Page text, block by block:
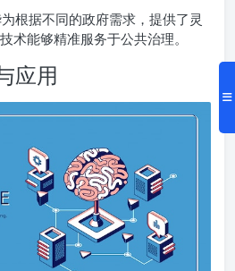
为根据不同的政府需求，提供了灵
术能够精准服务于公共治理。
应用